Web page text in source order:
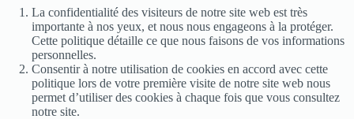
La confidentialité des visiteurs de notre site web est très
importante à nos yeux, et nous nous engageons à la protéger.
Cette politique détaille ce que nous faisons de vos informations
personnelles.
Consentir à notre utilisation de cookies en accord avec cette
politique lors de votre première visite de notre site web nous
permet d’utiliser des cookies à chaque fois que vous consultez
notre site.